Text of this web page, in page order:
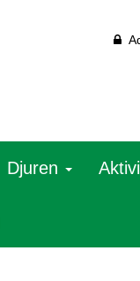
Djuren